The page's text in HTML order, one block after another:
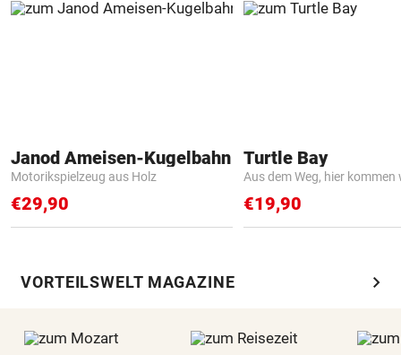
Janod Ameisen-Kugelbahn
Motorikspielzeug aus Holz
€29,90
Turtle Bay
Aus dem Weg, hier kommen
€19,90
VORTEILSWELT MAGAZINE chevron_right